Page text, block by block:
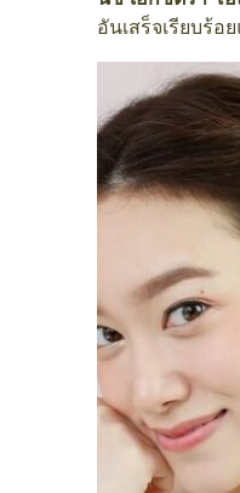
อันเสร็จเรียบร้อ